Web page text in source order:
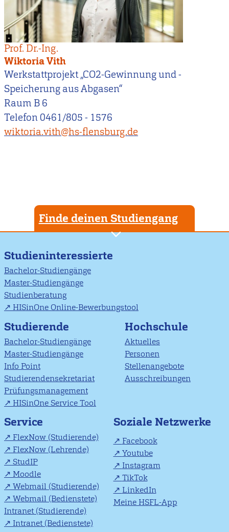
Prof. Dr.-Ing.
Wiktoria Vith
Werkstattprojekt „CO2-Gewinnung und -
Speicherung aus Abgasen“
Raum B 6
Telefon 0461/805 - 1576
wiktoria.vith@hs-flensburg.de
Finde deinen Studiengang
Studieninteressierte
Bachelor-Studiengänge
Master-Studiengänge
Studienberatung
HISinOne Online-Bewerbungstool
Studierende
Bachelor-Studiengänge
Master-Studiengänge
Info Point
Studierendensekretariat
Prüfungsmanagement
HISinOne Service Tool
Hochschule
Aktuelles
Personen
Stellenangebote
Ausschreibungen
Service
FlexNow (Studierende)
FlexNow (Lehrende)
StudIP
Moodle
Webmail (Studierende)
Webmail (Bedienstete)
Intranet (Studierende)
Intranet (Bedienstete)
Soziale Netzwerke
Facebook
Youtube
Instagram
TikTok
LinkedIn
Meine HSFL-App